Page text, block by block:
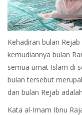
Kehadiran bulan
kemudiannya bulan
semua umat Islam di
bulan tersebut
dan bulan Rejab
Kata al-Imam Ibnu